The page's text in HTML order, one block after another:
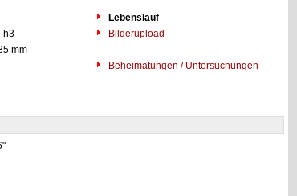
Lebenslauf
h3
Bilderupload
mm
Beheimatungen / Untersuchungen